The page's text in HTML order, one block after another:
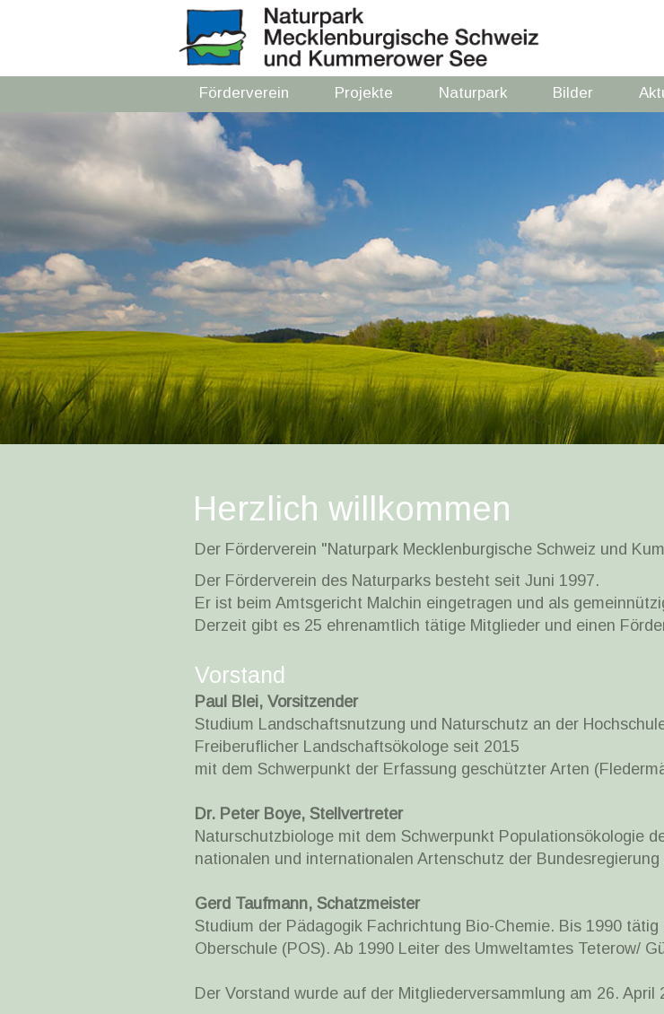
Förderverein Projekte Naturpark Bilder
Herzlich willkommen
Der Förderverein "Naturpark Mecklenburgische Schweiz und
Der Förderverein des Naturparks besteht seit Juni 1997.
Er ist beim Amtsgericht Malchin eingetragen und als
Derzeit gibt es 25 ehrenamtlich tätige Mitglieder und einen
Vorstand
Paul Blei, Vorsitzender
Studium Landschaftsnutzung und Naturschutz an der
Freiberuflicher Landschaftsökologe seit 2015
mit dem Schwerpunkt der Erfassung geschützter Arten
Dr. Peter Boye, Stellvertreter
Naturschutzbiologe mit dem Schwerpunkt Populationsökologie
nationalen und internationalen Artenschutz der
Gerd Taufmann, Schatzmeister
Studium der Pädagogik Fachrichtung Bio-Chemie. Bis 1990
Oberschule (POS). Ab 1990 Leiter des Umweltamtes Teterow/
Der Vorstand wurde auf der Mitgliederversammlung am 26. April